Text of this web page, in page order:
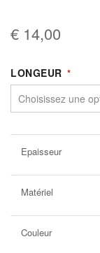
€ 14,00
LONGEUR
d’information
Epaisseur
Matériel
Couleur